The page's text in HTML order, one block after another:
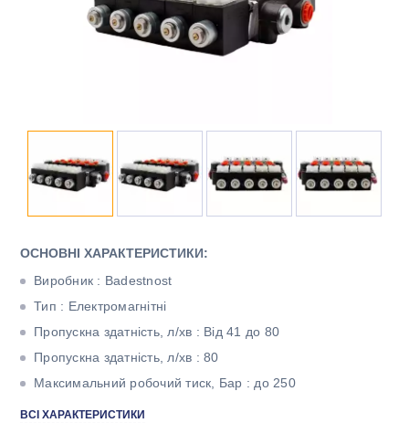
ОСНОВНІ ХАРАКТЕРИСТИКИ:
Виробник : Badestnost
Тип : Електромагнітні
Пропускна здатність, л/хв : Від 41 до 80
Пропускна здатність, л/хв : 80
Максимальний робочий тиск, Бар : до 250
Тип корпуса : Моноблочний
ВСІ ХАРАКТЕРИСТИКИ